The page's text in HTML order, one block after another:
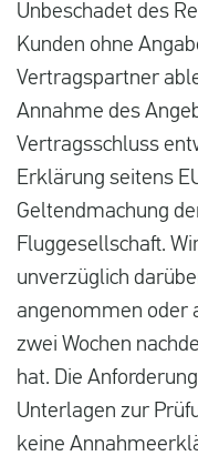
Unbeschadet des
Kunden ohne
Vertragspartner
Annahme des
Vertragsschluss
Erklärung seitens
Geltendmachung
Fluggesellschaft.
unverzüglich
angenommen oder
zwei Wochen
hat. Die
Unterlagen zur
keine